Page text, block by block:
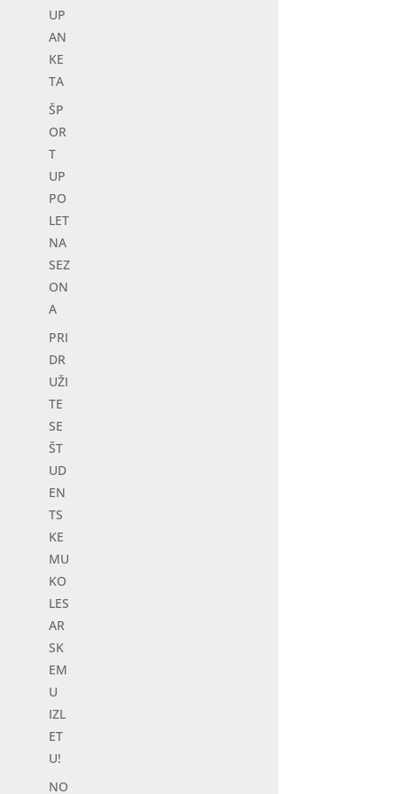
prijava.
in the primary school Vojke
gym.
group training, the purpose of
exercises designed to develop
on movements that are part of
This means that participants learn to
strengthen muscle groups that are
age groups and fitness levels, as it
type of exercise is an excellent choice
and endurance in an effective
ahead of time.
attending the activity at your own risk.
UP
AN
KE
TA
ŠP
OR
T
UP
PO
LET
NA
SEZ
ON
A
PRI
DR
UŽI
TE
SE
ŠT
UD
EN
TS
KE
MU
KO
LES
AR
SK
EM
U
IZL
ET
U!
NO